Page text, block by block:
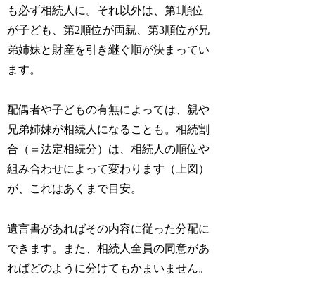
も必ず相続人に。それ以外は、第1順位
が子ども、第2順位が両親、第3順位が兄
弟姉妹と財産を引き継ぐ順が決まってい
ます。
配偶者や子どもの有無によっては、親や
兄弟姉妹が相続人になることも。相続割
合（＝法定相続分）は、相続人の順位や
組み合わせによって変わります（上図）
が、これはあくまで目安。
遺言書があればその内容に従った分配に
できます。また、相続人全員の同意があ
ればどのように分けてもかまいません。